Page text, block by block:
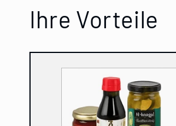
Ihre Vorteile